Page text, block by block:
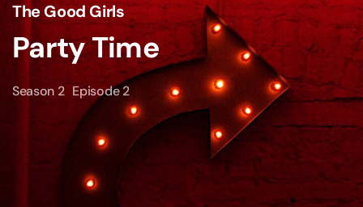
The Good Girls
Party Time
Season 2 Episode 2